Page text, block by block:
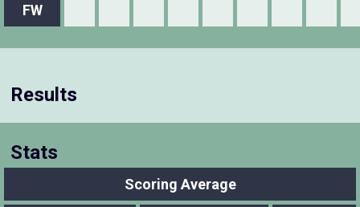
FW
Results
Stats
Scoring Average